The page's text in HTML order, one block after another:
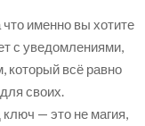
именно вы хотите
с уведомлениями,
который всё равно
своих.
ключ — это не магия,